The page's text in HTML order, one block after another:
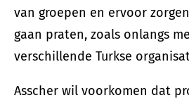
van groepen en ervoor
gaan praten, zoals onlangs
verschillende Turkse
Asscher wil voorkomen dat